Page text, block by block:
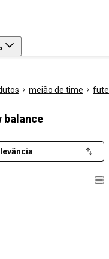
meião de time
balance